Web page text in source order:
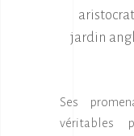
jardin
Ses
véritables